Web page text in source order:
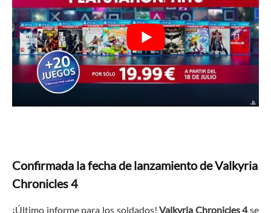
Confirmada la fecha de lanzamiento de Valkyria
Chronicles 4
¡Último informe para los soldados!Valkyria Chronicles 4se